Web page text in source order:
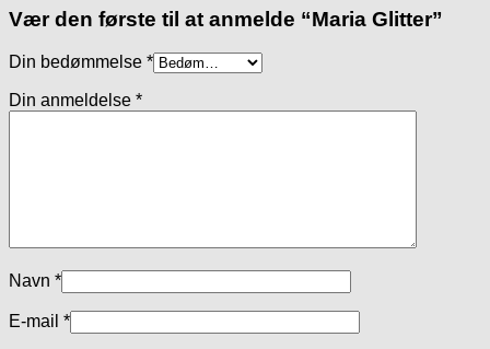
Vær den første til at anmelde “Maria Glitter”
Din bedømmelse *
Din anmeldelse *
Navn *
E-mail *